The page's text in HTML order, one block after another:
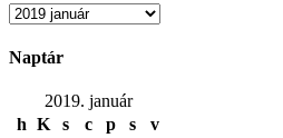
Archívum
Naptár
2019. január
h K s c p s
v